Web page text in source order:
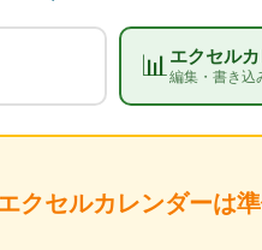
📊 エクセル
編集・書き込
クセルカレンダーは